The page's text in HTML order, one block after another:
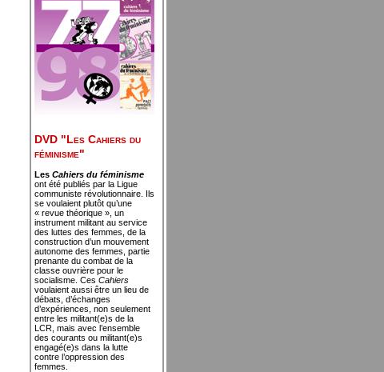
DVD "Les Cahiers du
féminisme"
Les Cahiers du féminisme
ont été publiés par la Ligue
communiste révolutionnaire. Ils
se voulaient plutôt qu’une
« revue théorique », un
instrument militant au service
des luttes des femmes, de la
construction d’un mouvement
autonome des femmes, partie
prenante du combat de la
classe ouvrière pour le
socialisme. Ces Cahiers
voulaient aussi être un lieu de
débats, d’échanges
d’expériences, non seulement
entre les militant(e)s de la
LCR, mais avec l’ensemble
des courants ou militant(e)s
engagé(e)s dans la lutte
contre l’oppression des
femmes.